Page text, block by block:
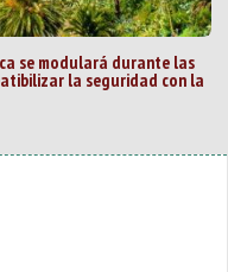
se modulará durante las
la seguridad con la